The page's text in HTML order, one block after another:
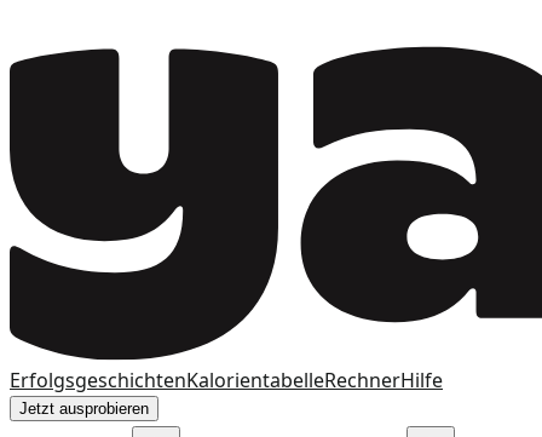
ErfolgsgeschichtenKalorientabelleRechnerHilfe
Jetzt ausprobieren